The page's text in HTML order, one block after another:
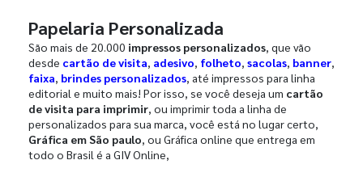
Papelaria Personalizada
São mais de 20.000 impressos personalizados, que vão
desde cartão de visita, adesivo, folheto, sacolas, banner,
faixa, brindes personalizados, até impressos para linha
editorial e muito mais! Por isso, se você deseja um cartão
de visita para imprimir, ou imprimir toda a linha de
personalizados para sua marca, você está no lugar certo,
Gráfica em São paulo, ou Gráfica online que entrega em
todo o Brasil é a GIV Online,